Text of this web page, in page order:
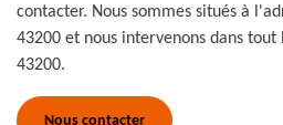
contacter. Nous sommes situés à
43200 et nous intervenons dans
43200.
Nous contacter